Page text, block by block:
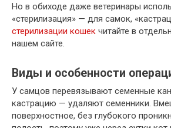
Но в обиходе даже ветеринары
«стерилизация» — для самок,
стерилизации кошек читайте в
нашем сайте.
Виды и особенности
У самцов перевязывают семенные
кастрацию — удаляют семенники.
поверхностное, без глубокого